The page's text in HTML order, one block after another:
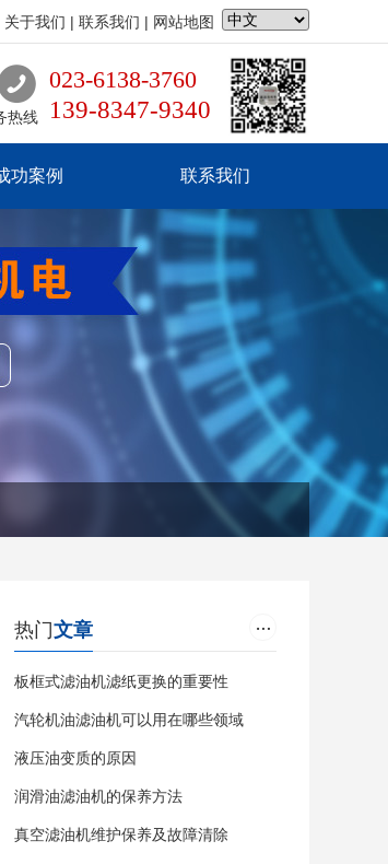
关于我们 | 联系我们 | 网站地图
热线
023-6138-3760
139-8347-9340
功案例 联系我们
热门文章
板框式滤油机滤纸更换的重要性
汽轮机油滤油机可以用在哪些领域
液压油变质的原因
润滑油滤油机的保养方法
真空滤油机维护保养及故障清除